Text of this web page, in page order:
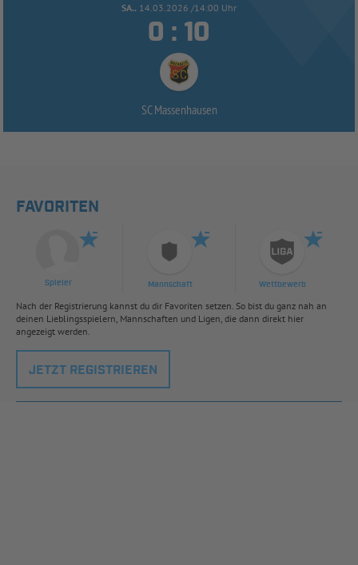
SA.. 14.03.2026 /14:00 Uhr
 : 
SC Massenhausen
FAVORITEN
Spieler Mannschaft Wettbewerb
Nach der Registrierung kannst du dir Favoriten setzen. So bist du ganz nah an
deinen Lieblingsspielern, Mannschaften und Ligen, die dann direkt hier
angezeigt werden.
JETZT REGISTRIEREN